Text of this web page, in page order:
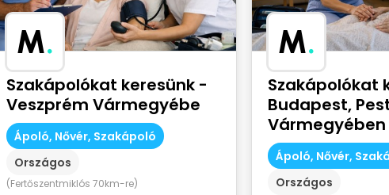
M.
Szakápolókat keresünk -
Veszprém Vármegyébe
Ápoló, Nővér, Szakápoló
Országos
(Fertőszentmiklós 70km-re)
M.
Szakápolókat
Budapest,
Vármegyében
Ápoló, Nővér,
Országos